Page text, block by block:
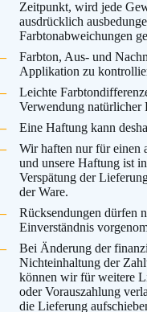
Zeitpunkt, wird jede
ausdrücklich
Farbtonabweichungen
Farbton, Aus- und
Applikation zu
Leichte
Verwendung natürlicher
Eine Haftung kann
Wir haften nur für einen
und unsere Haftung ist
Verspätung der
der Ware.
Rücksendungen dürfen
Einverständnis
Bei Änderung der
Nichteinhaltung der
können wir für weitere
oder Vorauszahlung
die Lieferung